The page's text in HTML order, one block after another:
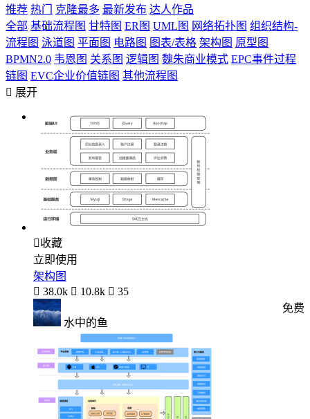
推荐 热门 克隆最多 最新发布 达人作品
全部 基础流程图 甘特图 ER图 UML图 网络拓扑图 组织结构-
流程图 泳道图 平面图 电路图 图表/表格 架构图 原型图
BPMN2.0 韦恩图 关系图 逻辑图 魏朱商业模式 EPC事件过程
链图 EVC企业价值链图 其他流程图
 展开
收藏
立即使用
架构图
 38.0k  10.8k  35
水中的鱼
免费